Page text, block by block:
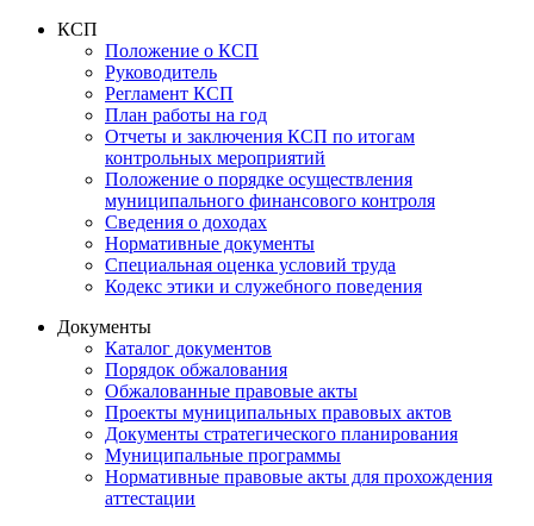
КСП
Положение о КСП
Руководитель
Регламент КСП
План работы на год
Отчеты и заключения КСП по итогам
контрольных мероприятий
Положение о порядке осуществления
муниципального финансового контроля
Сведения о доходах
Нормативные документы
Специальная оценка условий труда
Кодекс этики и служебного поведения
Документы
Каталог документов
Порядок обжалования
Обжалованные правовые акты
Проекты муниципальных правовых актов
Документы стратегического планирования
Муниципальные программы
Нормативные правовые акты для прохождения
аттестации